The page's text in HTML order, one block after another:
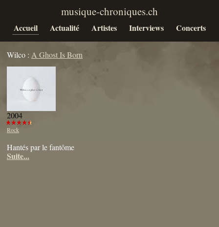
Accueil Actualité Artistes Interviews Concerts
Wilco : A Ghost Is Born
2004
Rock
Hantés par le fantôme
Suite...